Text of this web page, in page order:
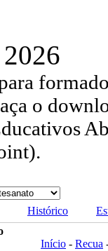
o
Histórico
Início - Recua